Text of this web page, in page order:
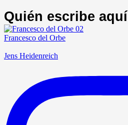
Quién escribe aquí
Francesco del Orbe
Jens Heidenreich